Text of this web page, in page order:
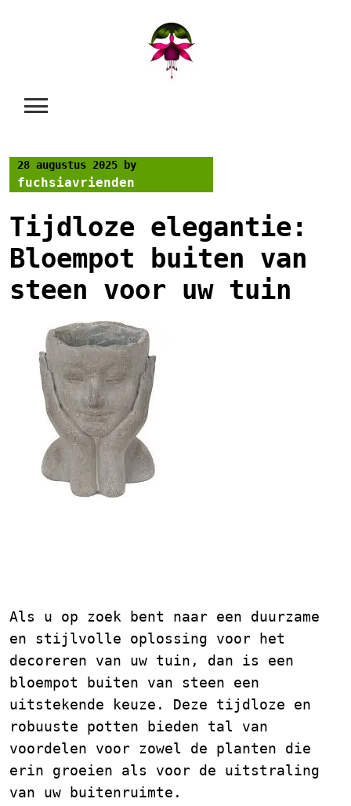
28 augustus 2025 by
fuchsiavrienden
Tijdloze elegantie:
Bloempot buiten van
steen voor uw tuin
Als u op zoek bent naar een duurzame
en stijlvolle oplossing voor het
decoreren van uw tuin, dan is een
bloempot buiten van steen een
uitstekende keuze. Deze tijdloze en
robuuste potten bieden tal van
voordelen voor zowel de planten die
erin groeien als voor de uitstraling
van uw buitenruimte.